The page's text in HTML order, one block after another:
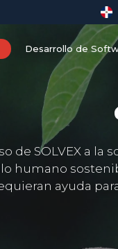
Desarrollo de
de SOLVEX a la
humano
ayuda